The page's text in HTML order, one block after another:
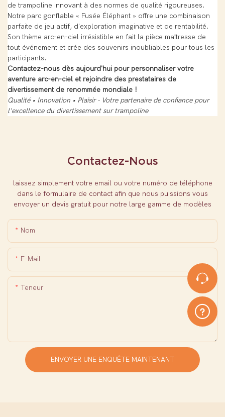
de trampoline innovant à des normes de qualité rigoureuses.
Notre parc gonflable « Fusée Éléphant » offre une combinaison
parfaite de jeu actif, d'exploration imaginative et de rentabilité.
Son thème arc-en-ciel irrésistible en fait la pièce maîtresse de
tout événement et crée des souvenirs inoubliables pour tous les
participants.
Contactez-nous dès aujourd'hui pour personnaliser votre
aventure arc-en-ciel et rejoindre des prestataires de
divertissement de renommée mondiale !
Qualité • Innovation • Plaisir - Votre partenaire de confiance pour
l'excellence du divertissement sur trampoline
Contactez-Nous
laissez simplement votre email ou votre numéro de téléphone
dans le formulaire de contact afin que nous puissions vous
envoyer un devis gratuit pour notre large gamme de modèles
Nom
E-Mail
Teneur
ENVOYER UNE ENQUÊTE MAINTENANT